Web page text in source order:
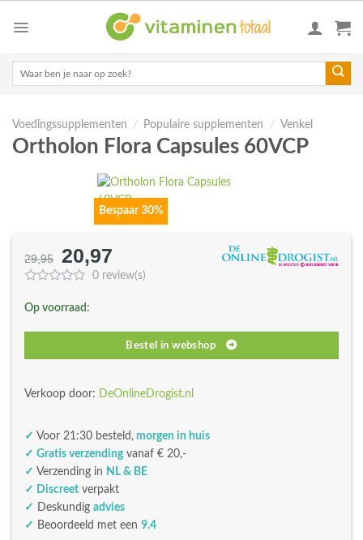
Voedingssupplementen / Populaire supplementen / Venkel
Ortholon Flora Capsules 60VCP
Bespaar 30%
29,95
Oorspronkelijke
prijs
€29,95.
20,97
prijs
0 review(s)
Op voorraad:
Bestel in webshop
Verkoop door: DeOnlineDrogist.nl
✓ Voor 21:30 besteld, morgen in huis
✓ Gratis verzendingvanaf € 20,-
✓ Verzending in NL & BE
✓ Discreet verpakt
✓
Deskundig advies
✓ Beoordeeld met een 9.4